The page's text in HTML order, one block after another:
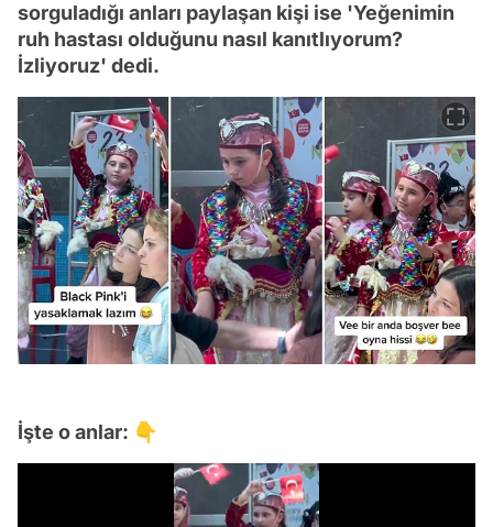
sorguladığı anları paylaşan kişi ise 'Yeğenimin
ruh hastası olduğunu nasıl kanıtlıyorum?
İzliyoruz' dedi.
İşte o anlar: 👇